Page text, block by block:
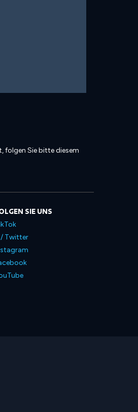
folgen Sie bitte diesem
SIE UNS
/ Twitter